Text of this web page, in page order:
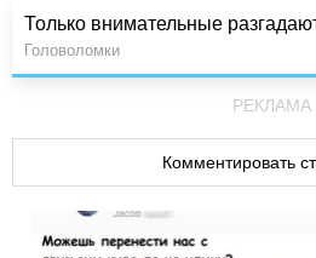
Только внимательные
Головоломки
РЕКЛАМА
Комментировать